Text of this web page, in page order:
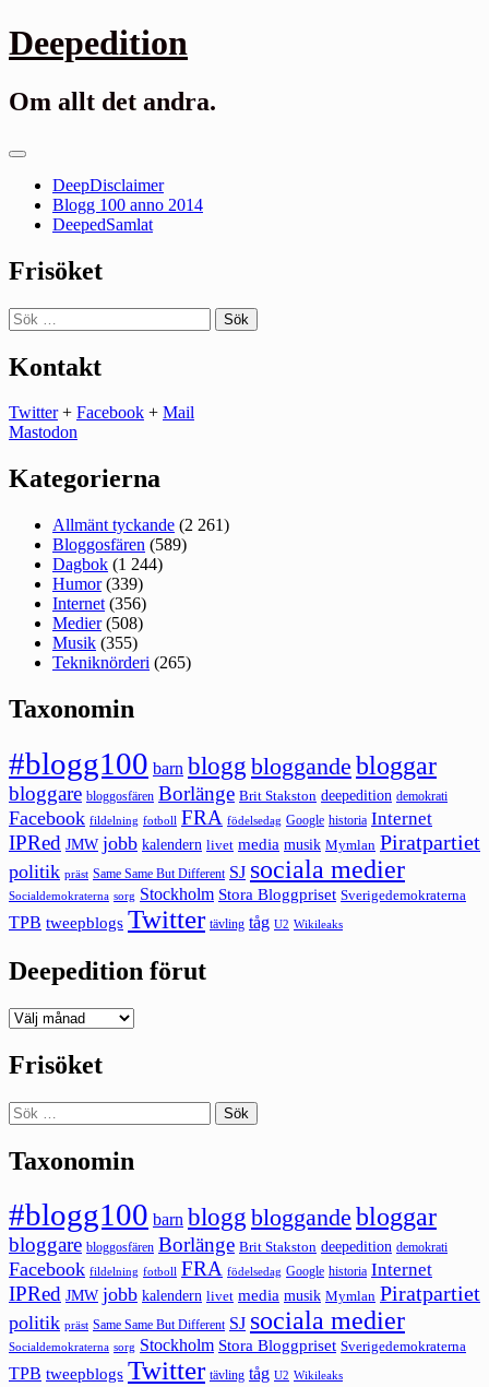
Gå
till
Deepedition
Om allt det andra.
Primär
DeepDisclaimer
Blogg 100 anno 2014
DeepedSamlat
Frisöket
Sök
efter:
Kontakt
Twitter+ Facebook + Mail
Mastodon
Kategorierna
Allmänt tyckande (2 261)
Bloggosfären (589)
Dagbok (1 244)
Humor(339)
Internet (356)
Medier(508)
Musik (355)
Tekniknörderi (265)
Taxonomin
#blogg100 barn blogg bloggande bloggar
bloggare bloggosfären Borlänge Brit Stakston deepedition demokrati
Facebook fildelning fotboll FRA födelsedag Google historia Internet
IPRed JMW jobb kalendern livet media musik Mymlan Piratpartiet
politik präst Same Same But Different SJ sociala medier
Socialdemokraterna sorg Stockholm Stora Bloggpriset Sverigedemokraterna
TPB tweepblogs Twitter tävling tåg U2 Wikileaks
Deepedition förut
Deepedition
Frisöket
Sök
efter:
Taxonomin
#blogg100 barn blogg bloggande bloggar
bloggare bloggosfären Borlänge Brit Stakston deepedition demokrati
Facebook fildelning fotboll FRA födelsedag Google historia Internet
IPRed JMW jobb kalendern livet media musik Mymlan Piratpartiet
politik präst Same Same But Different SJ sociala medier
Socialdemokraterna sorg Stockholm Stora Bloggpriset Sverigedemokraterna
TPB tweepblogs Twitter tävling tåg U2 Wikileaks